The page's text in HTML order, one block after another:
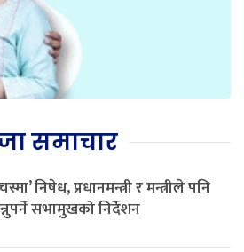
समाचार
निषेध, प्रधानमन्त्री र मन्त्रीले पनि
सभामुखको निर्देशन